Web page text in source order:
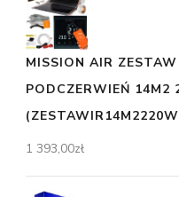
MISSION AIR
PODCZERWIEŃ 14M2
1 393,00zł